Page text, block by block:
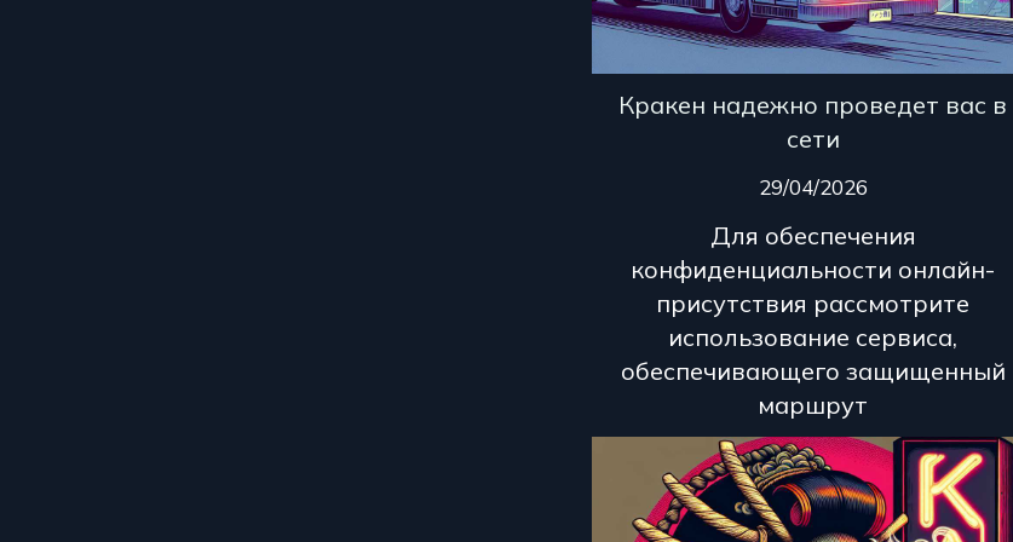
Кракен надежно проведет вас в
сети
29/04/2026
Для обеспечения
конфиденциальности онлайн-
присутствия рассмотрите
использование сервиса,
обеспечивающего защищенный
маршрут